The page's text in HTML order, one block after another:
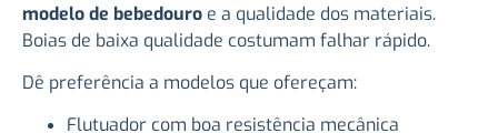
modelo de bebedouro e a qualidade dos materiais.
Boias de baixa qualidade costumam falhar rápido.
Dê preferência a modelos que ofereçam:
Flutuador com boa resistência mecânica